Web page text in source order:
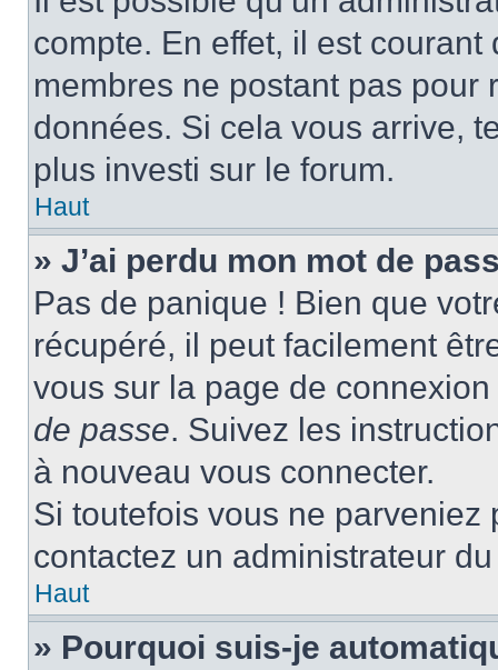
compte. En effet, il est
membres ne postant pas
données. Si cela vous arrive,
plus investi sur le forum.
Haut
» J’ai perdu mon mot de
Pas de panique ! Bien que
récupéré, il peut facilement
vous sur la page de
de passe. Suivez les
à nouveau vous connecter.
Si toutefois vous ne
contactez un administrateur
Haut
» Pourquoi suis-je